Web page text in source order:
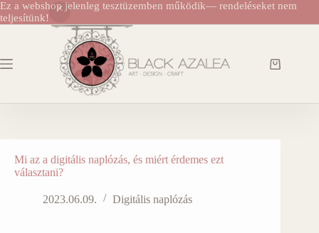
Ez a webshop jelenleg tesztüzemben működik— rendeléseket nem
teljesítünk!
Shopping
Mi az a digitális naplózás, és miért érdemes ezt
választani?
2023.06.09. Digitális naplózás